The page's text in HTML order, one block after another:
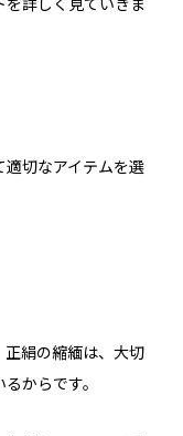
詳しく見ていきま
適切なアイテムを選
正絹の縮緬は、大切
からです。